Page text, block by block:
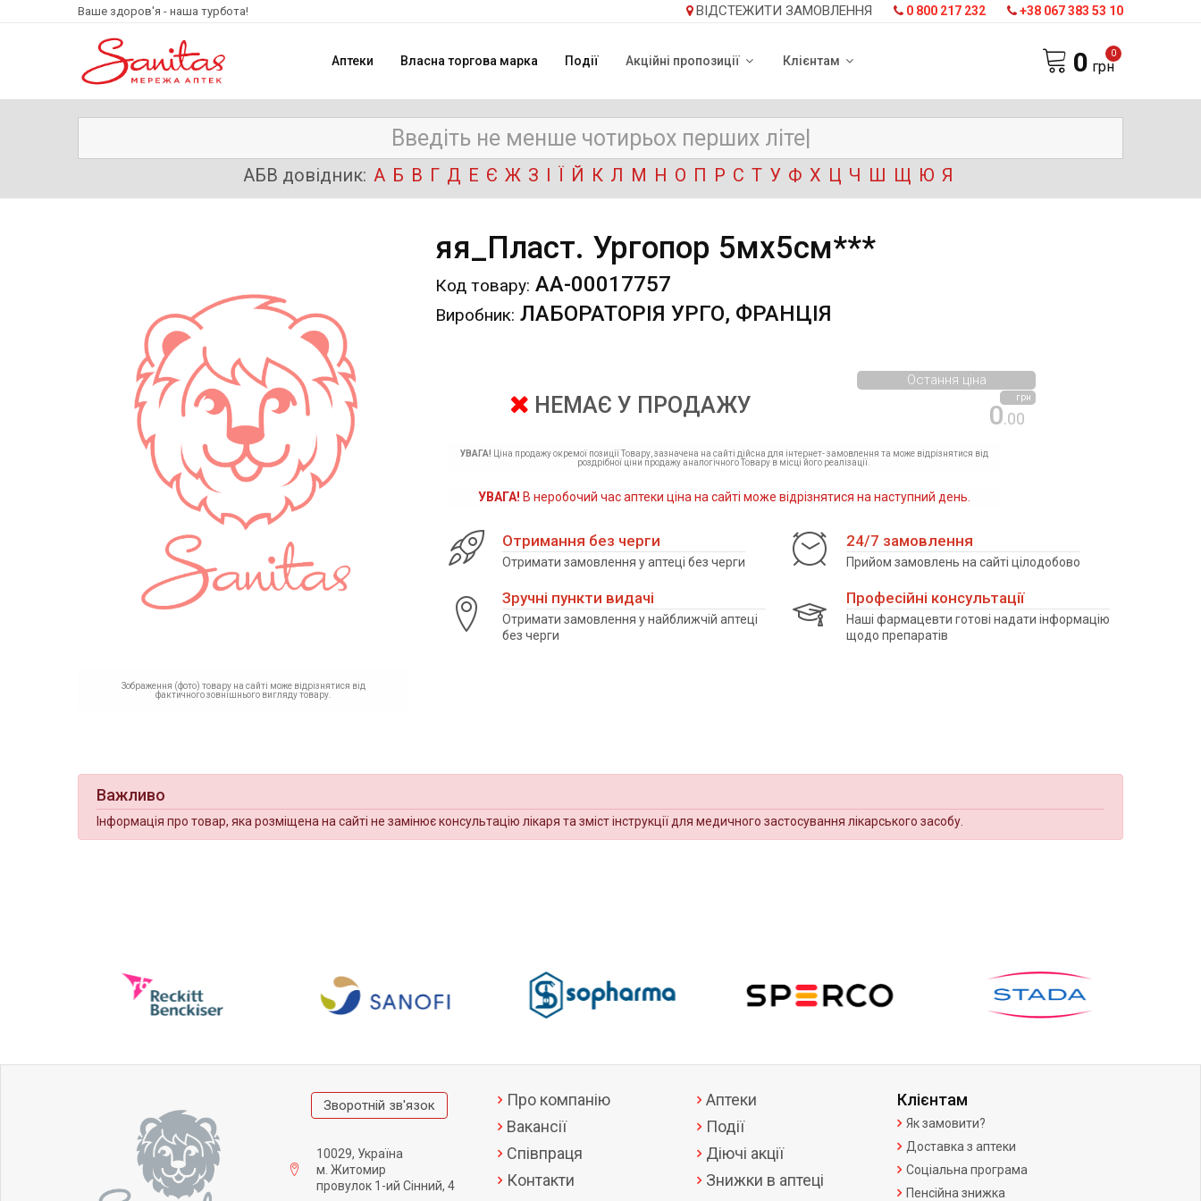
Ваше здоров'я - наша турбота! ВІДСТЕЖИТИ ЗАМОВЛЕННЯ 0 800 217 232 +38 067 383 53 10
Аптеки Власна торгова марка Події Акційні пропозиції Клієнтам
0
0 грн
АБВ довідник: А Б В Г Д Е Є Ж З І Ї Й К Л М Н О П Р С Т У Ф Х Ц Ч Ш Щ Ю Я
Зображення (фото) товару на сайті може відрізнятися від
фактичного зовнішнього вигляду товару.
яя_Пласт. Ургопор 5мх5см***
Код товару: АА-00017757
Виробник: ЛАБОРАТОРІЯ УРГО, ФРАНЦІЯ
НЕМАЄ У ПРОДАЖУ 0.00
грн
Остання ціна
УВАГА! Ціна продажу окремої позиції Товару, зазначена на сайті дійсна для інтернет- замовлення та може відрізнятися від
роздрібної ціни продажу аналогічного Товару в місці його реалізації.
УВАГА! В неробочий час аптеки ціна на сайті може відрізнятися на наступний день.
Отримання без черги
Отримати замовлення у аптеці без черги
24/7 замовлення
Прийом замовлень на сайті цілодобово
Зручні пункти видачі
Отримати замовлення у найближчій аптеці
без черги
Професійні консультації
Наші фармацевти готові надати інформацію
щодо препаратів
Важливо
Інформація про товар, яка розміщена на сайті не замінює консультацію лікаря та зміст інструкції для медичного застосування лікарського засобу.
Зворотній зв'язок
10029, Україна
м. Житомир
провулок 1-ий Сінний, 4
Про компанію
Вакансії
Співпраця
Контакти
Аптеки
Події
Діючі акції
Знижки в аптеці
Клієнтам
Як замовити?
Доставка з аптеки
Соціальна програма
Пенсійна знижка